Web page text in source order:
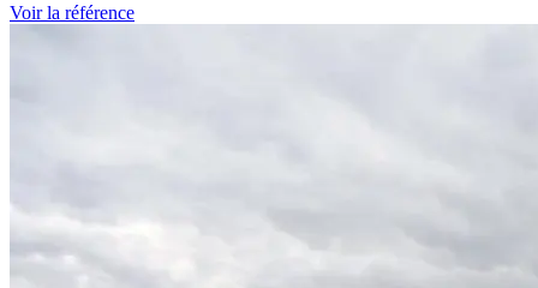
Voir la référence